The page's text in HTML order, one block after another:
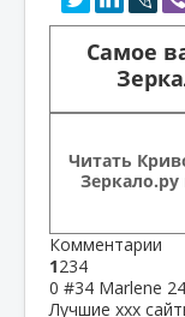
Самое
Читать
Зеркало.ру
Комментарии
1234
0 #34 Marlene
Лучшие xxx